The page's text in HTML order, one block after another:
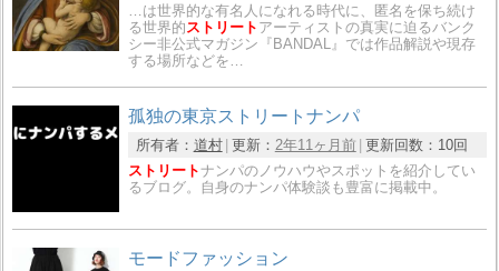
…は世界的な有名人になれる時代に、匿名を保ち続け
る世界的 ストリート アーティストの真実に迫るバンク
シー非公式マガジン『BANDAL』では作品解説や現存
する場所などを…
孤独の東京ストリートナンパ
所有者： 道村 更新： 2年11ヶ月前 更新回数： 10回
ストリートナンパのノウハウやスポットを紹介してい
るブログ。自身のナンパ体験談も豊富に掲載中。
モードファッション